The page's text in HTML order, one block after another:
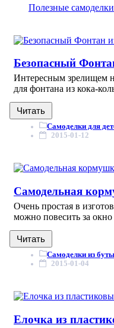
Полезные самоделки
Безопасный
Интересным зрелищем
для фонтана из кока-
Читать
Самоделки для
2015-01-12
Самодельная
Очень простая в
можно повесить за
Читать
Самоделки из
2015-01-04
Елочка из